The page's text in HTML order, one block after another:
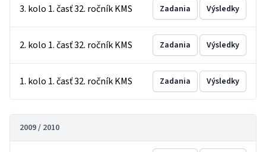
3. kolo 1. časť 32. ročník KMS Zadania Výsledky
2. kolo 1. časť 32. ročník KMS Zadania Výsledky
1. kolo 1. časť 32. ročník KMS Zadania Výsledky
2009 / 2010